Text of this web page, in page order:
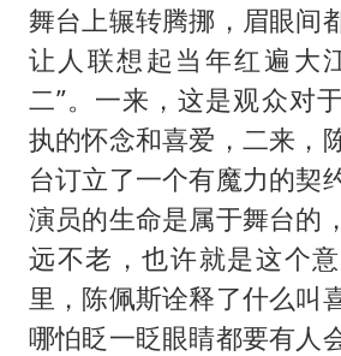
舞台上辗转腾挪，眉眼间
让人联想起当年红遍大
二”。一来，这是观众对
执的怀念和喜爱，二来，
台订立了一个有魔力的契
演员的生命是属于舞台的
远不老，也许就是这个
里，陈佩斯诠释了什么叫
哪怕眨一眨眼睛都要有人